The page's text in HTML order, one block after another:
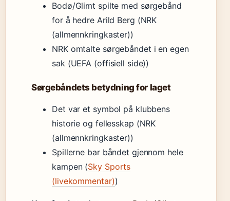
Bodø/Glimt spilte med sørgebånd
for å hedre Arild Berg (NRK
(allmennkringkaster))
NRK omtalte sørgebåndet i en egen
sak (UEFA (offisiell side))
Sørgebåndets betydning for laget
Det var et symbol på klubbens
historie og fellesskap (NRK
(allmennkringkaster))
Spillerne bar båndet gjennom hele
kampen (Sky Sports
(livekommentar))